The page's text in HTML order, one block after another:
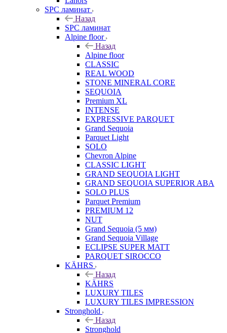
SPC ламинат
Назад
SPC ламинат
Alpine floor
Назад
Alpine floor
CLASSIC
REAL WOOD
STONE MINERAL CORE
SEQUOIA
Premium XL
INTENSE
EXPRESSIVE PARQUET
Grand Sequoia
Parquet Light
SOLO
Chevron Alpine
CLASSIC LIGHT
GRAND SEQUOIA LIGHT
GRAND SEQUOIA SUPERIOR ABA
SOLO PLUS
Parquet Premium
PREMIUM 12
NUT
Grand Sequoia (5 мм)
Grand Sequoia Village
ECLIPSE SUPER MATT
PARQUET SIROCCO
KÄHRS
Назад
KÄHRS
LUXURY TILES
LUXURY TILES IMPRESSION
Stronghold
Назад
Stronghold